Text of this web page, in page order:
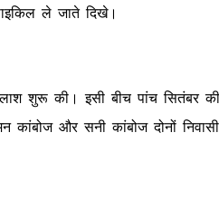
ले जाते दिखे।
शुरू की। इसी बीच पांच सितंबर की
और सनी कांबोज दोनों निवासी